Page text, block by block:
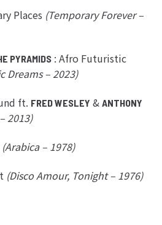
Places (Temporary Forever –
PYRAMIDS : Afro Futuristic
Dreams – 2023)
ft. FRED WESLEY &ANTHONY
2013)
(Arabica – 1978)
(Disco Amour, Tonight – 1976)